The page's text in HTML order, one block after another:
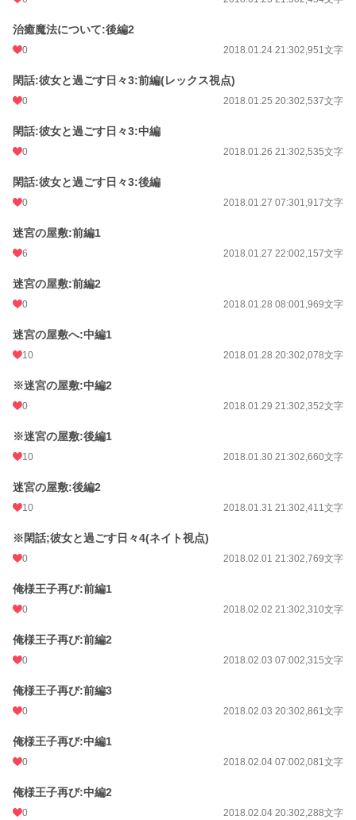
治癒魔法について:後編2
0 2018.01.24 21:302,951文字
閑話:彼女と過ごす日々3:前編(レックス視点)
0 2018.01.25 20:302,537文字
閑話:彼女と過ごす日々3:中編
0 2018.01.26 21:302,535文字
閑話:彼女と過ごす日々3:後編
0 2018.01.27 07:301,917文字
迷宮の屋敷:前編1
6 2018.01.27 22:002,157文字
迷宮の屋敷:前編2
0 2018.01.28 08:001,969文字
迷宮の屋敷へ:中編1
10 2018.01.28 20:302,078文字
※迷宮の屋敷:中編2
0 2018.01.29 21:302,352文字
※迷宮の屋敷:後編1
10 2018.01.30 21:302,660文字
迷宮の屋敷:後編2
10 2018.01.31 21:302,411文字
※閑話;彼女と過ごす日々4(ネイト視点)
0 2018.02.01 21:302,769文字
俺様王子再び:前編1
0 2018.02.02 21:302,310文字
俺様王子再び:前編2
0 2018.02.03 07:002,315文字
俺様王子再び:前編3
0 2018.02.03 20:302,861文字
俺様王子再び:中編1
0 2018.02.04 07:002,081文字
俺様王子再び:中編2
0 2018.02.04 20:302,288文字